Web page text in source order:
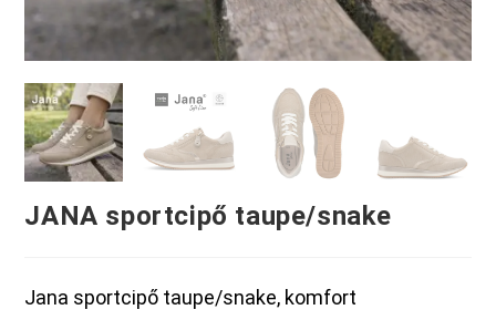
JANA sportcipő taupe/snake
Jana sportcipő taupe/snake, komfort